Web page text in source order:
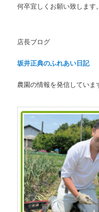
何卒宜しくお願い致します。
店長ブログ
坂井正典のふれあい日記
農園の情報を発信していま